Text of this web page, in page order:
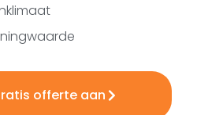
offerte aan